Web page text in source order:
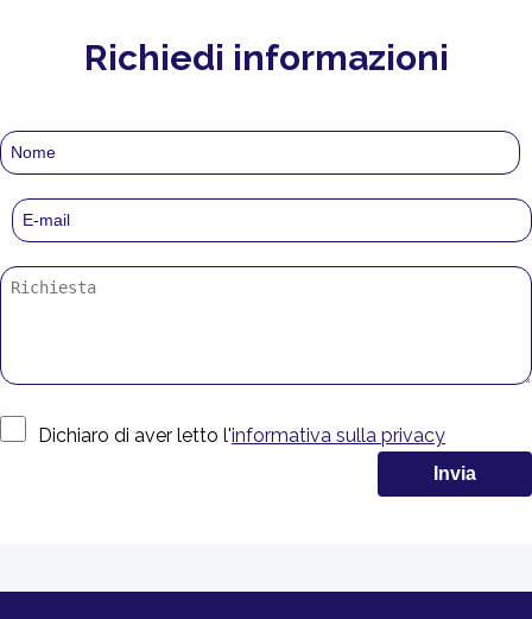
Richiedi informazioni
Dichiaro di aver letto l'informativa sulla privacy